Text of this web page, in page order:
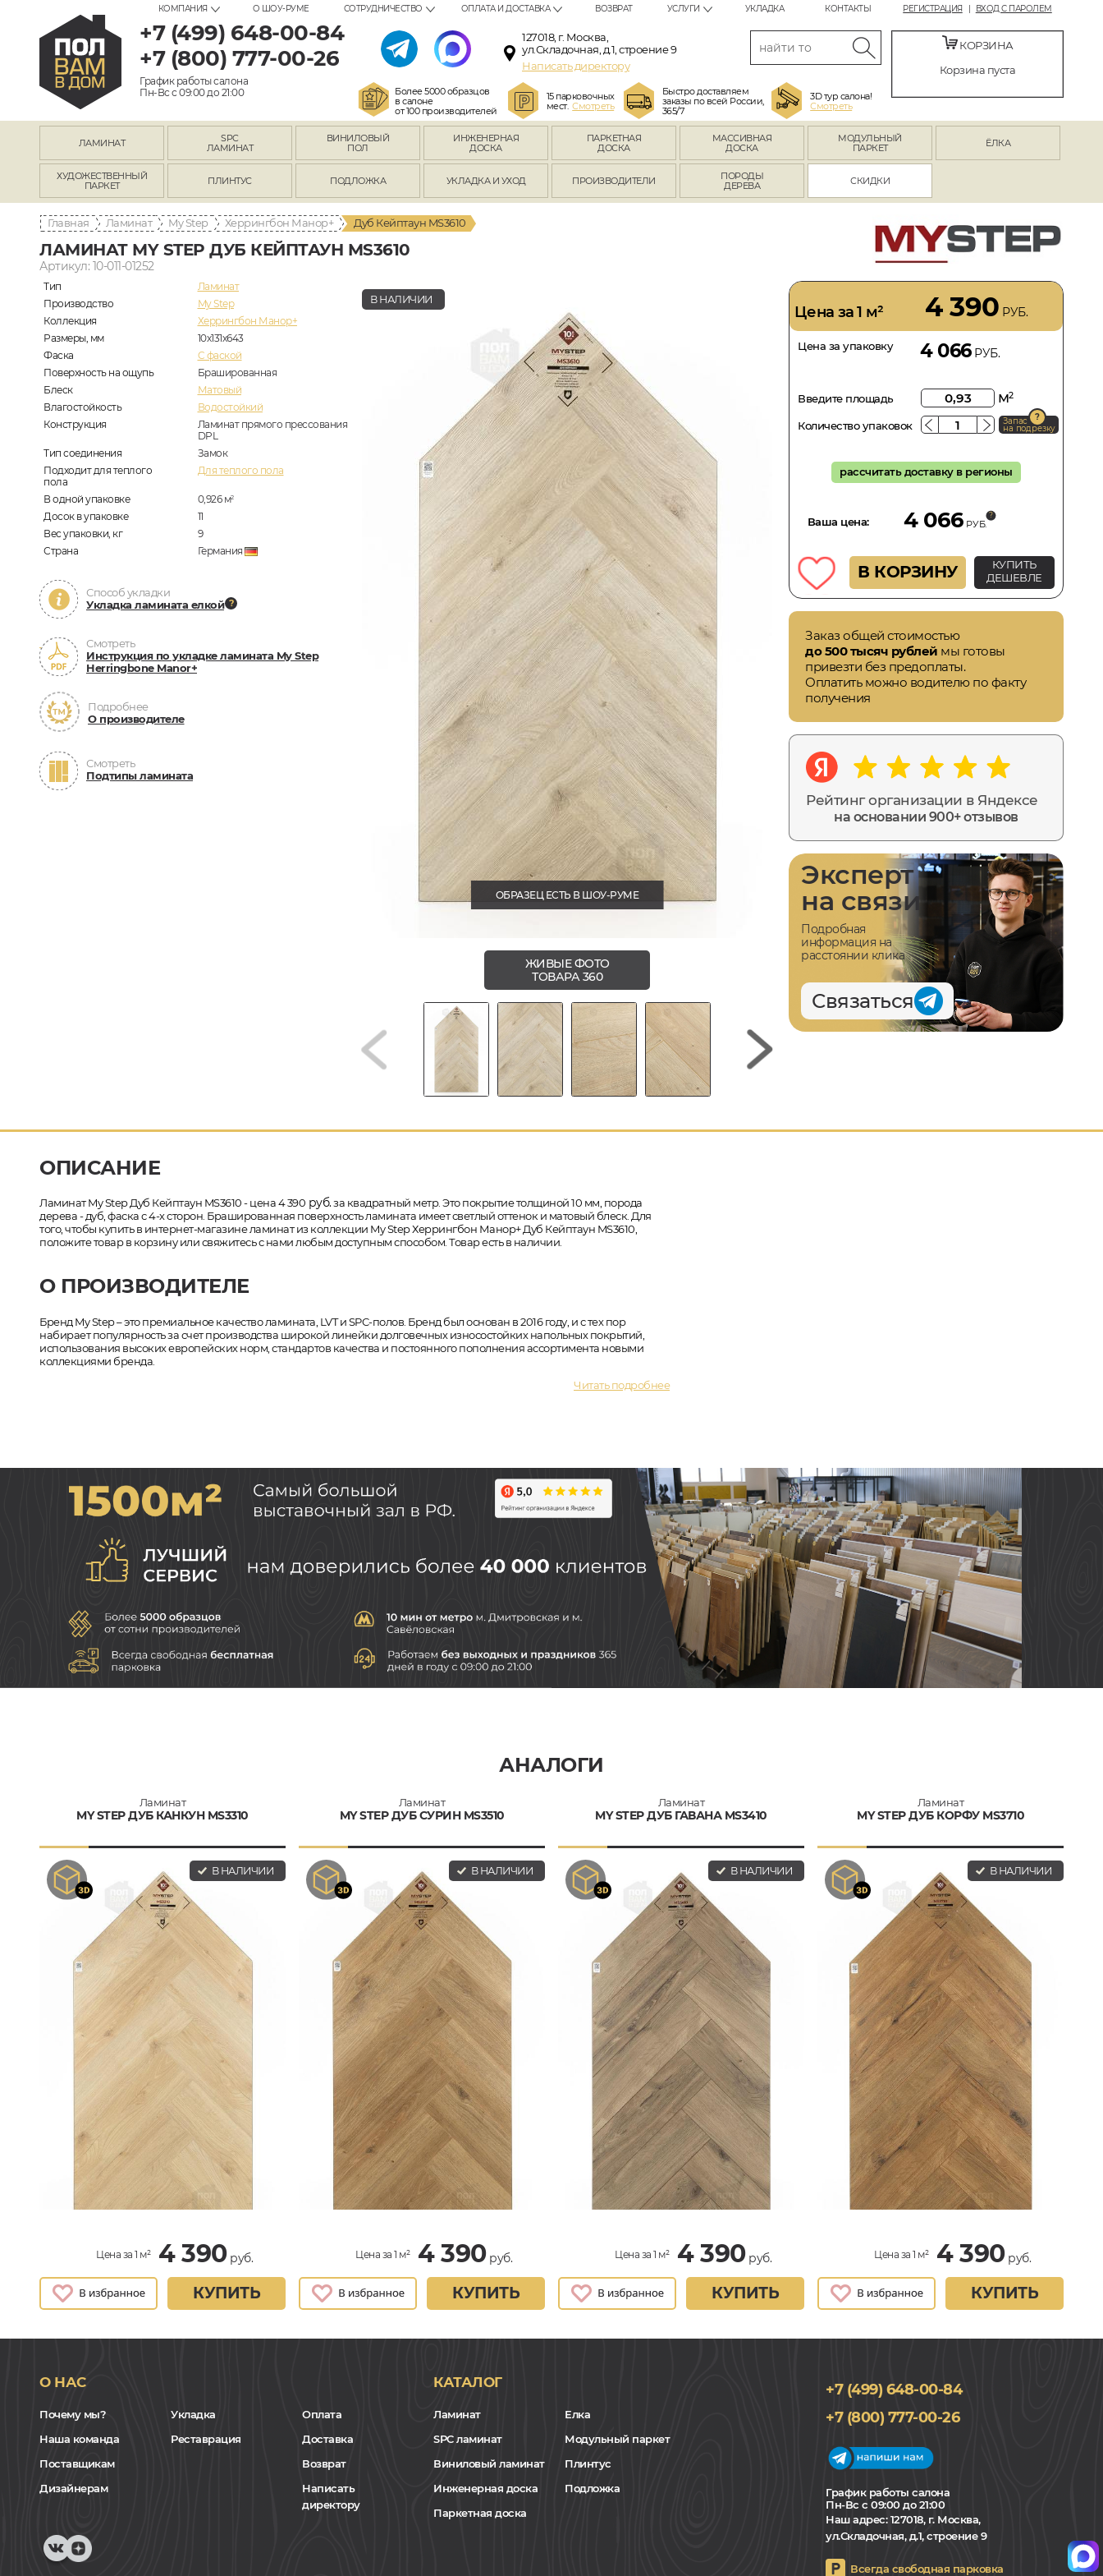
РЕГИСТРАЦИЯ ВХОД С ПАРОЛЕМ
КОМПАНИЯ О ШОУ-РУМЕ СОТРУДНИЧЕСТВО ОПЛАТА И ДОСТАВКА ВОЗВРАТ УСЛУГИ УКЛАДКА КОНТАКТЫ
+7 (499) 648-00-84
+7 (800) 777-00-26
График работы салона
Пн-Вс с 09:00 до 21:00
127018, г. Москва,
ул.Складочная, д.1, строение 9
Написать директору
Более 5000 образцов
в салоне
от 100 производителей
15 парковочных
мест.Смотреть
Быстро доставляем
заказы по всей России,
365/7
3D тур салона!
Смотреть
КОРЗИНА
Корзина пуста
ЛАМИНАТ
SPC
ЛАМИНАТ
ВИНИЛОВЫЙ
ПОЛ
ИНЖЕНЕРНАЯ
ДОСКА
ПАРКЕТНАЯ
ДОСКА
МАССИВНАЯ
ДОСКА
МОДУЛЬНЫЙ
ПАРКЕТ
ЁЛКА
ХУДОЖЕСТВЕННЫЙ
ПАРКЕТ
ПЛИНТУС ПОДЛОЖКА УКЛАДКА И УХОД ПРОИЗВОДИТЕЛИ
ПОРОДЫ
ДЕРЕВА
СКИДКИ
Главная Ламинат My Step Херрингбон Манор+ Дуб Кейптаун MS3610
ЛАМИНАТ MY STEP ДУБ КЕЙПТАУН MS3610
Артикул: 10-011-01252
Тип
Ламинат
Производство
My Step
Коллекция
Херрингбон Манор+
Размеры, мм
10х131х643
Фаска
C фаской
Поверхность на ощупь
Брашированная
Блеск
Матовый
Влагостойкость
Водостойкий
Конструкция
Ламинат прямого прессования
DPL
Тип соединения
Замок
Подходит для теплого
пола
Для теплого пола
В одной упаковке 0,926 м2
Досок в упаковке
11
Вес упаковки, кг
9
Страна
Германия
Способ укладки
Укладка ламината елкой
Смотреть
Инструкция по укладке ламината My Step
Herringbone Manor+
Подробнее
О производителе
Смотреть
Подтипы ламината
В НАЛИЧИИ
ОБРАЗЕЦ ЕСТЬ В ШОУ-РУМЕ
ЖИВЫЕ ФОТО
ТОВАРА 360
Цена за 1 м² 4 390 РУБ.
Цена за упаковку 4 066РУБ.
Введите площадь м2
Количество упаковок Запас
на подрезку
рассчитать доставку в регионы
Ваша цена: 4 066 РУБ.
В КОРЗИНУ
КУПИТЬ
ДЕШЕВЛЕ
Заказ общей стоимостью
до 500 тысяч рублей мы готовы
привезти без предоплаты.
Оплатить можно водителю по факту
получения
Рейтинг организации в Яндексе
на основании 900+ отзывов
Эксперт
на связи
Подробная
информация на
расстоянии клика
Связаться
ОПИСАНИЕ
Ламинат My Step Дуб Кейптаун MS3610 - цена 4 390 руб.за квадратный метр. Это покрытие толщиной 10 мм, порода
дерева - дуб, фаска с 4-х сторон. Брашированная поверхность ламината имеет светлый оттенок и матовый блеск. Для
того, чтобы купить в интернет-магазине ламинат из коллекции My Step Херрингбон Манор+ Дуб Кейптаун MS3610,
положите товар в корзину или свяжитесь с нами любым доступным способом. Товар есть в наличии.
О ПРОИЗВОДИТЕЛЕ
Бренд My Step – это премиальное качество ламината, LVT и SPC-полов. Бренд был основан в 2016 году, и с тех пор
набирает популярность за счет производства широкой линейки долговечных износостойких напольных покрытий,
использования высоких европейских норм, стандартов качества и постоянного пополнения ассортимента новыми
коллекциями бренда.
Читать подробнее
АНАЛОГИ
Ламинат
MY STEP ДУБ КАНКУН MS3310
В НАЛИЧИИ
Цена за 1 м² 4 390руб.
КУПИТЬ
Ламинат
MY STEP ДУБ СУРИН MS3510
В НАЛИЧИИ
Цена за 1 м² 4 390руб.
КУПИТЬ
Ламинат
MY STEP ДУБ ГАВАНА MS3410
В НАЛИЧИИ
Цена за 1 м² 4 390руб.
КУПИТЬ
Ламинат
MY STEP ДУБ КОРФУ MS3710
В НАЛИЧИИ
Цена за 1 м² 4 390руб.
КУПИТЬ
О НАС
Почему мы?
Наша команда
Поставщикам
Дизайнерам
Укладка
Реставрация
Оплата
Доставка
Возврат
Написать
директору
КАТАЛОГ
Ламинат
SPC ламинат
Виниловый ламинат
Инженерная доска
Паркетная доска
Елка
Модульный паркет
Плинтус
Подложка
+7 (499) 648-00-84
+7 (800) 777-00-26
График работы салона
Пн-Вс с 09:00 до 21:00
Наш адрес:127018, г. Москва,
ул.Складочная, д.1, строение 9
Всегда свободная парковка